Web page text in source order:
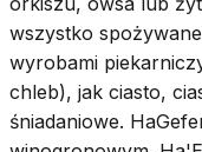
wszystko
wyrobami
chleb), jak ciasto,
śniadaniowe.